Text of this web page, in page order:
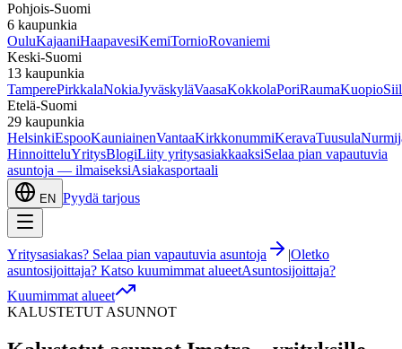
Pohjois-Suomi
6 kaupunkia
OuluKajaaniHaapavesiKemiTornioRovaniemi
Keski-Suomi
13 kaupunkia
TamperePirkkalaNokiaJyväskyläVaasaKokkolaPoriRaumaKuopio
Etelä-Suomi
29 kaupunkia
HelsinkiEspooKauniainenVantaaKirkkonummiKeravaTuusula
HinnoitteluYritysBlogiLiity yritysasiakkaaksiSelaa pian vapautuvia
asuntoja — ilmaiseksiAsiakasportaali
EN Pyydä tarjous
Yritysasiakas? Selaa pian vapautuvia asuntoja |Oletko
asuntosijoittaja? Katso kuumimmat alueetAsuntosijoittaja?
Kuumimmat alueet
KALUSTETUT ASUNNOT